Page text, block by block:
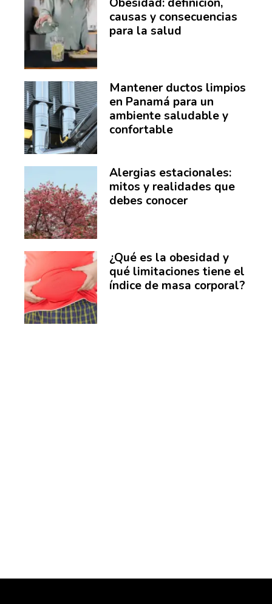
Obesidad: definición,
causas y consecuencias
para la salud
Mantener ductos limpios
en Panamá para un
ambiente saludable y
confortable
Alergias estacionales:
mitos y realidades que
debes conocer
¿Qué es la obesidad y
qué limitaciones tiene el
índice de masa corporal?